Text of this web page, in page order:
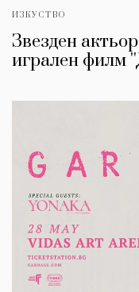
ИЗКУСТВО
Звезден
игрален филм